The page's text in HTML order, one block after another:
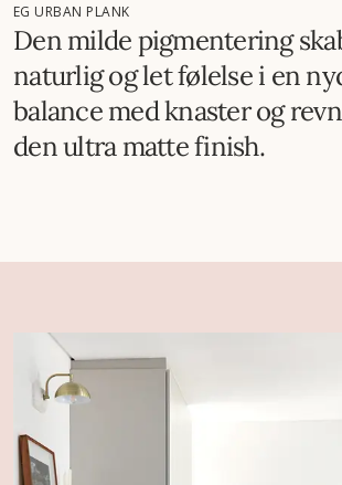
EG URBAN PLANK
Den milde pigmentering
naturlig og let følelse i en
balance med knaster og
den ultra matte finish.